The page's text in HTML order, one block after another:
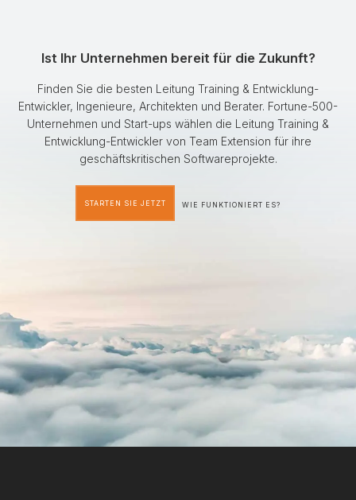
Ist Ihr Unternehmen bereit für die Zukunft?
Finden Sie die besten Leitung Training & Entwicklung-
Entwickler, Ingenieure, Architekten und Berater. Fortune-500-
Unternehmen und Start-ups wählen die Leitung Training &
Entwicklung-Entwickler von Team Extension für ihre
geschäftskritischen Softwareprojekte.
STARTEN SIE JETZT WIE FUNKTIONIERT ES?